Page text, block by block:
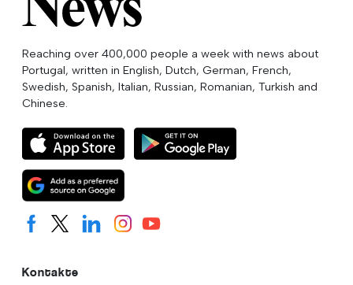
Reaching over 400,000 people a week with news about
Portugal, written in English, Dutch, German, French,
Swedish, Spanish, Italian, Russian, Romanian, Turkish and
Chinese.
Kontakte